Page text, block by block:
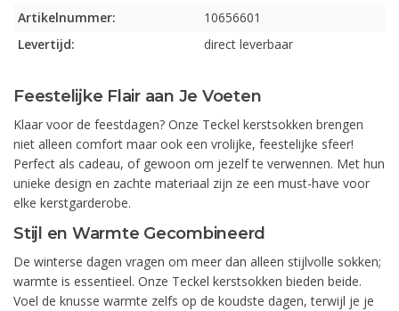
Artikelnummer:
10656601
Levertijd:
direct leverbaar
Feestelijke Flair aan Je Voeten
Klaar voor de feestdagen? Onze Teckel kerstsokken brengen
niet alleen comfort maar ook een vrolijke, feestelijke sfeer!
Perfect als cadeau, of gewoon om jezelf te verwennen. Met hun
unieke design en zachte materiaal zijn ze een must-have voor
elke kerstgarderobe.
Stijl en Warmte Gecombineerd
De winterse dagen vragen om meer dan alleen stijlvolle sokken;
warmte is essentieel. Onze Teckel kerstsokken bieden beide.
Voel de knusse warmte zelfs op de koudste dagen, terwijl je je